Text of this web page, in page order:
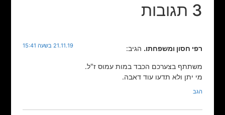
3 תגובות
רפי חסון ומשפחתו. הגיב: 21.11.19 בשעה 15:41
משתתף בצערכם הכבד במות עמוס ז"ל.
מי יתן ולא תדעו עוד דאבה.
הגב